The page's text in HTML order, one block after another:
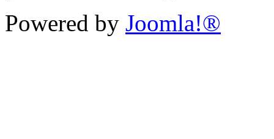
Powered by Joomla!®